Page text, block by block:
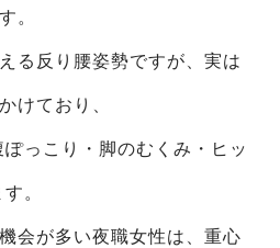
。
る反り腰姿勢ですが、実は
けており、
っこり・脚のむくみ・ヒッ
。
会が多い夜職女性は、重心